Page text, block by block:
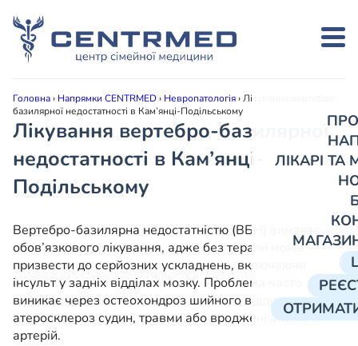
ЛІКАРІ
Головна› Напрямки CENTRMED› Невропатологія›Лікування вертебро-
базилярної недостатності в Кам’янці-Подільському
Лікування вертебро-базилярної
недостатності в Кам’янці-
Подільському
Вертебро-базилярна недостатністю (ВБН) вимагає
обов’язкового лікування, адже без терапії може
призвести до серйозних ускладнень, включаючи
інсульт у задніх відділах мозку. Проблема часто
виникає через остеохондроз шийного відділу хребта,
атеросклероз судин, травми або вроджені аномалії
артерій.